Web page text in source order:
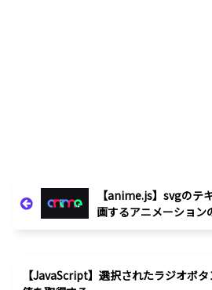
【anime.js】svgのテ
画するアニメーション
【JavaScript】選択されたラジオボタ